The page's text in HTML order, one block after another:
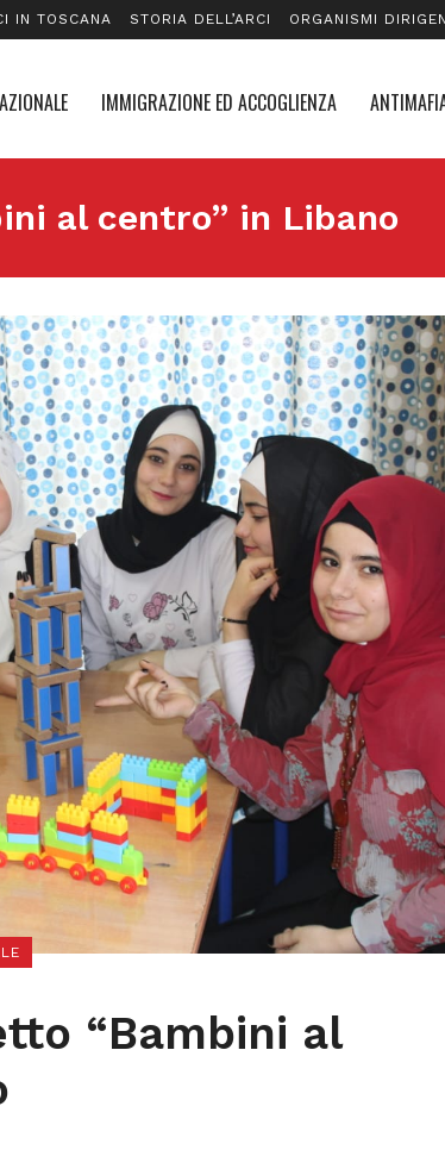
IN TOSCANA STORIA DELL’ARCI ORGANISMI
IMMIGRAZIONE ED ACCOGLIENZA
al centro” in Libano
“Bambini al